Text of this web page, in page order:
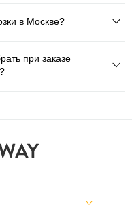
в Москве?
при заказе